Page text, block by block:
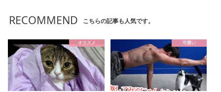
RECOMMEND こちらの記事も人気です。
オススメ 可愛い